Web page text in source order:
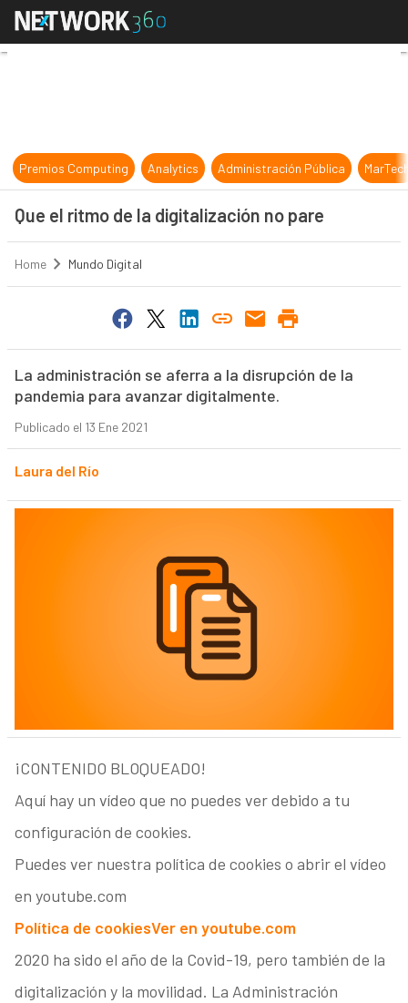
Que el ritmo de la digitalización no
Premios Computing Analytics Administración Pública
Que el ritmo de la digitalización no pare
Home Mundo Digital
La administración se aferra a la disrupción de la
pandemia para avanzar digitalmente.
Publicado el 13 Ene 2021
Laura del Río
¡CONTENIDO BLOQUEADO!
Aquí hay un vídeo que no puedes ver debido a tu
configuración de cookies.
Puedes ver nuestra política de cookies o abrir el vídeo
en youtube.com
Política de cookiesVer en youtube.com
2020 ha sido el año de la Covid-19, pero también de la
digitalización y la movilidad. La Administración